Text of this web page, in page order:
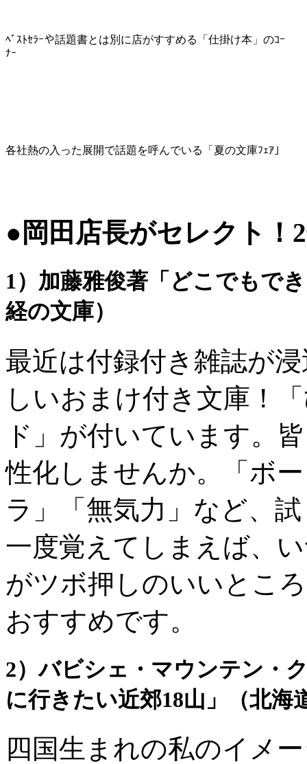
ﾍﾞｽﾄｾﾗｰや話題書とは別に店がすすめる「仕掛け本」のｺｰ
ﾅｰ
各社熱の入った展開で話題を呼んでいる「夏の文庫ﾌｪｱ」
●岡田店長がセレクト！
1）加藤雅俊著「どこでもで
経の文庫）
最近は付録付き雑誌が
しいおまけ付き文庫！
ド」が付いています。
性化しませんか。「ボ
ラ」「無気力」など、
一度覚えてしまえば、
がツボ押しのいいとこ
おすすめです。
2）バビシェ・マウンテン・
に行きたい近郊18山」（北海
四国生まれの私のイメ